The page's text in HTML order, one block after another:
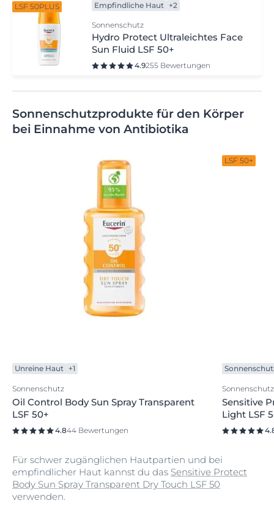
LSF 50PLUS Empfindliche Haut +2
Sonnenschutz
Hydro Protect Ultraleichtes Face
Sun Fluid LSF 50+
4.9255 Bewertungen
Sonnenschutzprodukte für den Körper
bei Einnahme von Antibiotika
Unreine Haut +1
Sonnenschutz
Oil Control Body Sun Spray Transparent
LSF 50+
4.844 Bewertungen
LSF 50+
Sonnenschutz
Sensitive
Light LSF
Für schwer zugänglichen Hautpartien und bei
empfindlicher Haut kannst du das Sensitive Protect
Body Sun Spray Transparent Dry Touch LSF 50
verwenden.